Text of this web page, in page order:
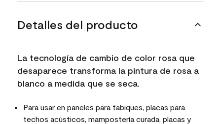
Detalles del producto
La tecnología de cambio de color rosa que
desaparece transforma la pintura de rosa a
blanco a medida que se seca.
Para usar en paneles para tabiques, placas para
techos acústicos, mampostería curada, placas y